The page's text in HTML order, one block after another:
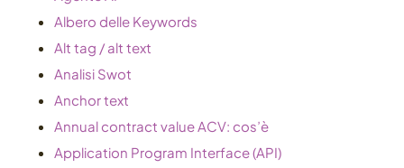
Albero delle Keywords
Alt tag / alt text
Analisi Swot
Anchor text
Annual contract value ACV: cos’è
Application Program Interface (API)